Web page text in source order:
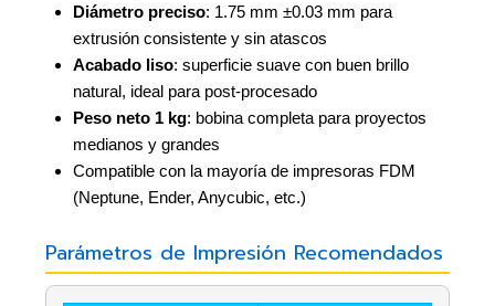
Diámetro preciso: 1.75 mm ±0.03 mm para
extrusión consistente y sin atascos
Acabado liso: superficie suave con buen brillo
natural, ideal para post-procesado
Peso neto 1 kg: bobina completa para proyectos
medianos y grandes
Compatible con la mayoría de impresoras FDM
(Neptune, Ender, Anycubic, etc.)
Parámetros de Impresión Recomendados